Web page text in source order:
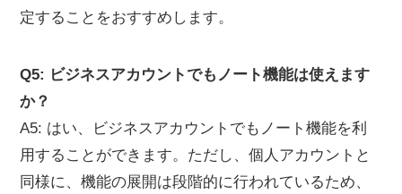
定することをおすすめします。
Q5: ビジネスアカウントでもノート機能は使えます
か？
A5: はい、ビジネスアカウントでもノート機能を利
用することができます。ただし、個人アカウントと
同様に、機能の展開は段階的に行われているため、